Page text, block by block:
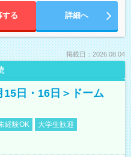
する 詳細へ
掲載日：2026.08.04
15日・16日＞ドーム
経験OK
大学生歓迎